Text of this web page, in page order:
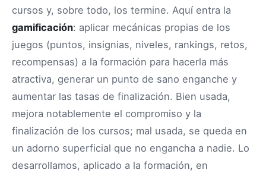
cursos y, sobre todo, los termine. Aquí entra la
gamificación: aplicar mecánicas propias de los
juegos (puntos, insignias, niveles, rankings, retos,
recompensas) a la formación para hacerla más
atractiva, generar un punto de sano enganche y
aumentar las tasas de finalización. Bien usada,
mejora notablemente el compromiso y la
finalización de los cursos; mal usada, se queda en
un adorno superficial que no engancha a nadie. Lo
desarrollamos, aplicado a la formación, en